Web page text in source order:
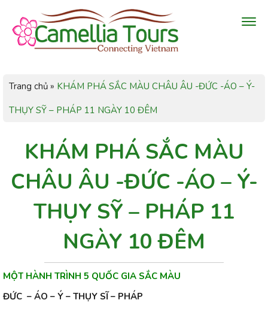
Trang chủ » KHÁM PHÁ SẮC MÀU CHÂU ÂU -ĐỨC -ÁO – Ý-
THỤY SỸ – PHÁP 11 NGÀY 10 ĐÊM
KHÁM PHÁ SẮC MÀU
CHÂU ÂU -ĐỨC -ÁO – Ý-
THỤY SỸ – PHÁP 11
NGÀY 10 ĐÊM
MỘT HÀNH TRÌNH 5 QUỐC GIA SẮC MÀU
ĐỨC – ÁO – Ý – THỤY SĨ – PHÁP